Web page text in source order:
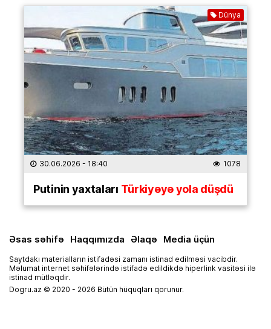
Dünya
30.06.2026 - 18:40 1078
Putinin yaxtaları Türkiyəyə yola düşdü
Əsas səhifə Haqqımızda Əlaqə Media üçün
Saytdakı materialların istifadəsi zamanı istinad edilməsi vacibdir.
Məlumat internet səhifələrində istifadə edildikdə hiperlink vasitəsi ilə
istinad mütləqdir.
Dogru.az © 2020 - 2026 Bütün hüquqları qorunur.